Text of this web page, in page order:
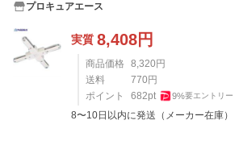
プロキュアエース
実質 8,408円
商品価格 8,320円
送料
770円
ポイント
682pt 9%要エントリー
8〜10日以内に発送（メーカー在庫）